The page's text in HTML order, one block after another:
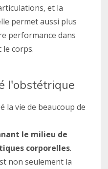
et la
permet aussi plus
performance dans
corps.
l'obstétrique
la vie de beaucoup de
le milieu de
corporelles.
non seulement la